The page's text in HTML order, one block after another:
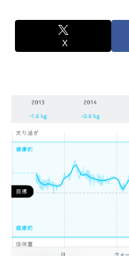
X